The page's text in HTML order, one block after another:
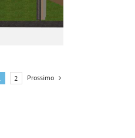
2 Prossimo